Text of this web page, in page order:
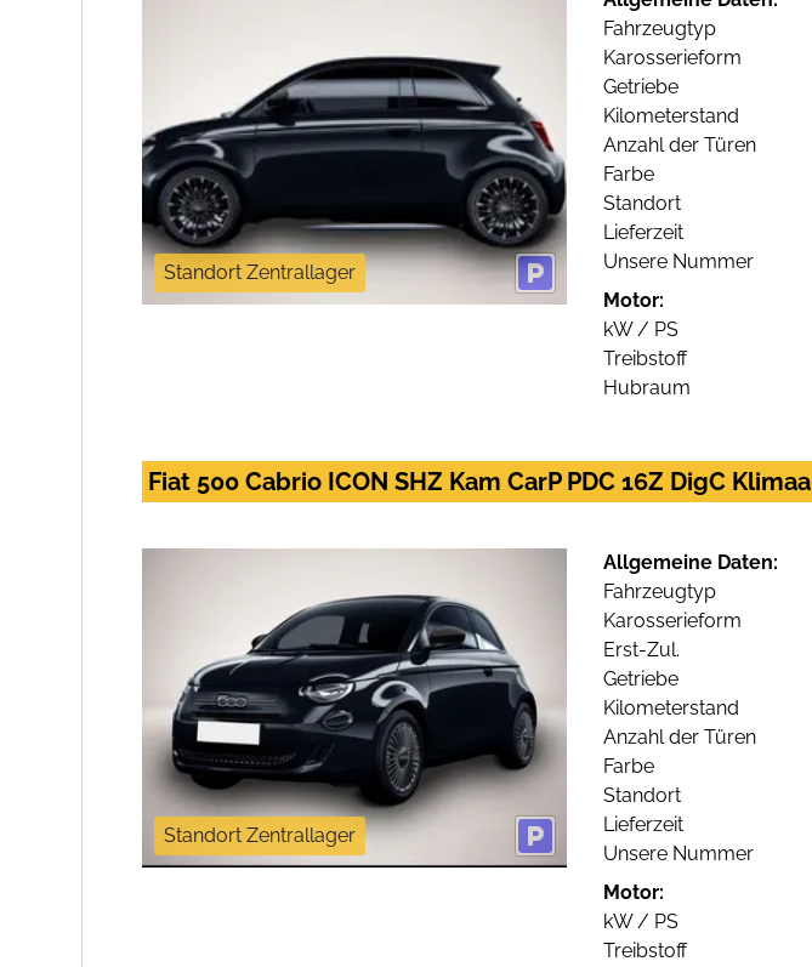
Standort Zentrallager
Fahrzeugtyp
Karosserieform
Getriebe
Kilometerstand
Anzahl der Türen
Farbe
Standort
Lieferzeit
Unsere Nummer
Motor:
kW / PS
Treibstoff
Hubraum
Fiat 500 Cabrio ICON SHZ Kam CarP PDC 16Z DigC Klimaa
Standort Zentrallager
Allgemeine Daten:
Fahrzeugtyp
Karosserieform
Erst-Zul.
Getriebe
Kilometerstand
Anzahl der Türen
Farbe
Standort
Lieferzeit
Unsere Nummer
Motor:
kW / PS
Treibstoff